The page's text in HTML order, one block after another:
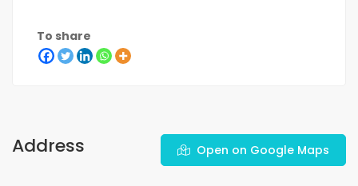
To share
Address Open on Google Maps